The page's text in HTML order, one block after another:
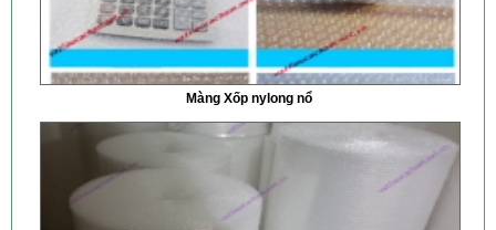
Màng Xốp nylong nổ